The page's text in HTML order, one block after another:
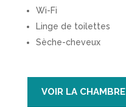
Wi-Fi
Linge de toilettes
Sèche-cheveux
VOIR LA CHAMBRE